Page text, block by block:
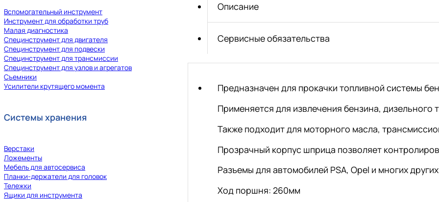
Вспомогательный инструмент
Инструмент для обработки труб
Малая диагностика
Специнструмент для двигателя
Специнструмент для подвески
Специнструмент для трансмиссии
Специнструмент для узлов и агрегатов
Съемники
Усилители крутящего момента
Системы хранения
Верстаки
Ложементы
Мебель для автосервиса
Планки-держатели для головок
Тележки
Ящики для инструмента
Описание
Сервисные обязательства
Предназначен для прокачки топливной системы
Применяется для извлечения бензина, дизельного
Также подходит для моторного масла,
Прозрачный корпус шприца позволяет
Разъемы для автомобилей PSA, Opel и многих
Ход поршня: 260мм